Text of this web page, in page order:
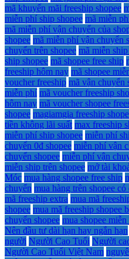
mã khuyến mãi freeship shopee
miễn phí ship shopee mã miễn
mã miễn phí vận chuyển của
shopee mã miễn phí vận chuyển
chuyển trên shopee mã miễn
ship shopee mã shopee free ship
freeship hôm nay mã shopee
voucher freeship mã vận chuyển
miễn phí mã voucher freeship
hôm nay mã voucher shopee
shopee magiamgia freeship
tiền không lãi suất max freeship
miễn phí ship shopee miễn phí
chuyển 0đ shopee miễn phí vận
chuyển shopee miễn phí vận
miễn ship trên shopee mở tài
Móc mua hàng shopee free ship
chuyển mua hàng trên shopee
mã freeship extra mua mã
shopee mua mã freeship shopee
chuyển shopee mua shopee
Nên đầu tư dài hạn hay ngắn hạn
người Người Cao Tuổi Người
Người Cao Tuổi Việt Nam